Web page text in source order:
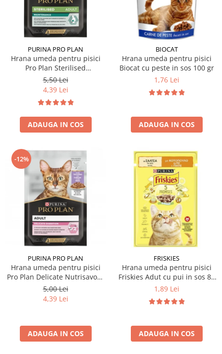
Hrana uscata
Hrana uscata caini
Caine Junior
Caine Adult
Caine Senior
Oferta 2 saci
Igiena caini
Cosmetica & produse de igiena
Covorase & Scutece
Solutii auriculare
Solutii dentare
Solutii oftalmice
Recompense caini
Hrana umeda
Hrana uscata
Hrana umeda pisici
Pisica Adult
Pisica Junior
Pisica Senior
Pisica Sterilizata
Ingrijire pisici
Asternut igienic
Igiena pisici
Oferte
Recompense pisici
PURINA PRO PLAN
Hrana umeda pentru pisici
Pro Plan Sterilised
Nutrisavour cu pui in sos 85
gr
5,50 Lei
4,39 Lei
ADAUGA IN COS
BIOCAT
Hrana umeda pentru pisici
Biocat cu peste in sos 100 gr
1,76 Lei
ADAUGA IN COS
-12%
PURINA PRO PLAN
Hrana umeda pentru pisici
Pro Plan Delicate Nutrisavour
cu curcan in sos 85 gr
5,00 Lei
4,39 Lei
ADAUGA IN COS
FRISKIES
Hrana umeda pentru pisici
Friskies Adut cu pui in sos 85
gr
1,89 Lei
ADAUGA IN COS